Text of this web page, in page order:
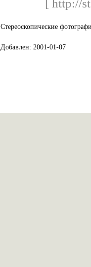
[ http://
Стереоскопические
Добавлен: 2001-01-07